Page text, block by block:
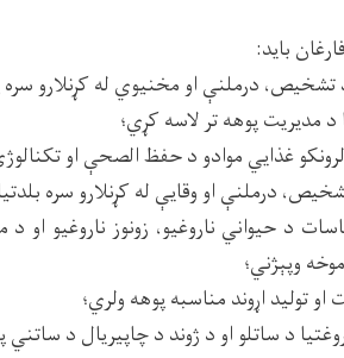
باید:
درملنې او مخنیوي له کړنلارو سره
مدیریت پوهه تر لاسه کړي؛
غذایي موادو د حفظ الصحې او تکنالوژی
درملنې او وقایې له کړنلارو سره
د حیواني ناروغیو، زونوز ناروغیو او
وپېژني؛
تولید اړوند مناسبه پوهه ولري؛
د ساتلو او د ژوند د چاپیریال د ساتني